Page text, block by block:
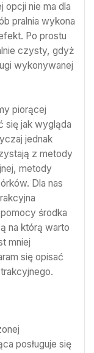
opcji nie ma dla
pralnia wykona
Po prostu
czysty, gdyż
wykonywanej
piorącej
się jak wygląda
jednak
z metody
metody
Dla nas
środka
na którą warto
mniej
się opisać
posługuje się